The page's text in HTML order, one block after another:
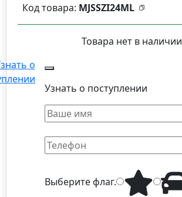
Код товара: MJSSZI24ML
Товара нет в наличии
о
Узнать о поступлении
Выберитефлаг.